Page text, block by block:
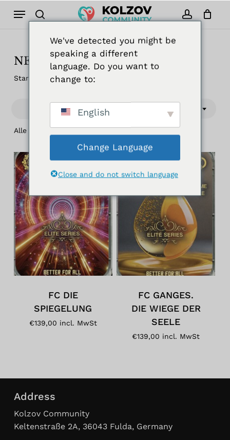
HauptinhaltSuche Konto
Menü
Warenkorb
Es befinden sich keine Produkte im
Zum Shop Gehen
NEU IM JUNI
Start NEU IM JUNI
Filter
Alle 2 Ergebnisse werden angezeigt
Filter
FC DIE
SPIEGELUNG
€139,00 incl. MwSt
FC GANGES.
DIE WIEGE DER
SEELE
€139,00 incl. MwSt
Address
Kolzov Community
Keltenstraße 2A, 36043 Fulda, Germany
We've detected you might be
speaking a different
language. Do you want to
change to:
English
Change Language
Close and do not switch language